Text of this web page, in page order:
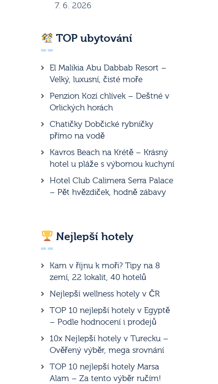
7. 6. 2026
TOP ubytování
El Malikia Abu Dabbab Resort –
Velký, luxusní, čisté moře
Penzion Kozí chlívek – Deštné v
Orlických horách
Chatičky Dobčické rybníčky
přímo na vodě
Kavros Beach na Krétě – Krásný
hotel u pláže s výbornou kuchyní
Hotel Club Calimera Serra Palace
– Pět hvězdiček, hodně zábavy
Nejlepší hotely
Kam v říjnu k moři? Tipy na 8
zemí, 22 lokalit, 40 hotelů
Nejlepší wellness hotely v ČR
TOP 10 nejlepší hotely v Egyptě
– Podle hodnocení i prodejů
10x Nejlepší hotely v Turecku –
Ověřený výběr, mega srovnání
TOP 10 nejlepší hotely Marsa
Alam – Za tento výběr ručím!